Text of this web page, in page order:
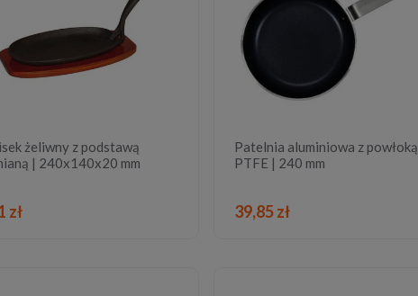
żeliwny z podstawą
| 240x140x20 mm
zł
Patelnia aluminiowa z powłoką
PTFE | 240 mm
39,85 zł